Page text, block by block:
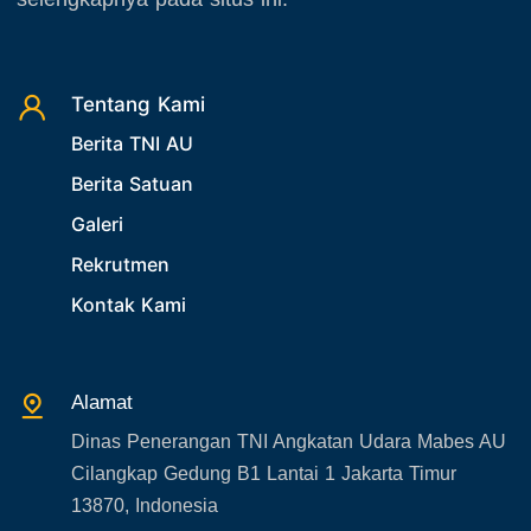
26. Agenda Yasarini
27. Politik
28. Bukan Berita TNI AU
29. Akademik
30. Organisasi TNI
31. SPAM
34. Agenda Kabupaten/Kota
35. Gangguan bandara
36. Kecelakaan pesawat TNI
Tentang Kami
Berita TNI AU
Berita Satuan
Galeri
Rekrutmen
Kontak Kami
Alamat
Dinas Penerangan TNI Angkatan Udara Mabes AU
Cilangkap Gedung B1 Lantai 1 Jakarta Timur
13870, Indonesia